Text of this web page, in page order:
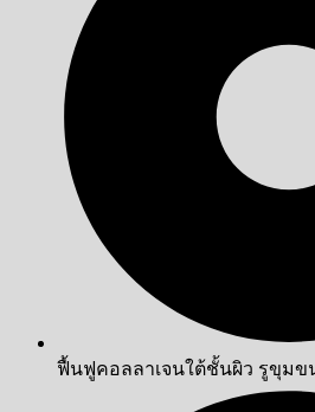
ฟื้นฟูคอลลาเจนใต้ชั้นผิว รูขุมข